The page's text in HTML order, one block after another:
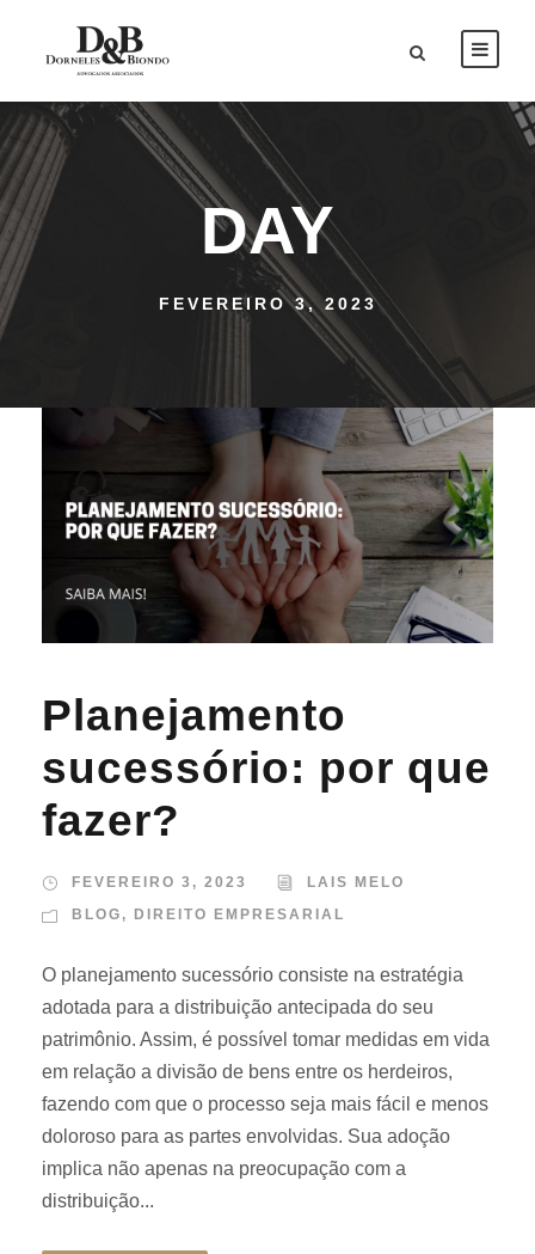
DAY
FEVEREIRO 3, 2023
Planejamento
sucessório: por que
fazer?
FEVEREIRO 3, 2023
LAIS MELO
BLOG , DIREITO EMPRESARIAL
O planejamento sucessório consiste na estratégia
adotada para a distribuição antecipada do seu
patrimônio. Assim, é possível tomar medidas em vida
em relação a divisão de bens entre os herdeiros,
fazendo com que o processo seja mais fácil e menos
doloroso para as partes envolvidas. Sua adoção
implica não apenas na preocupação com a
distribuição...